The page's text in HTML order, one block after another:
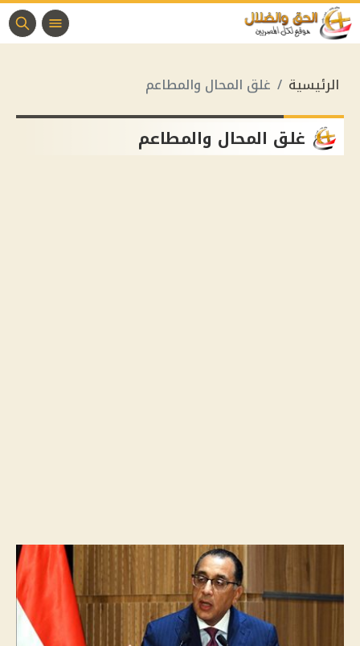
الرئيسية غلق المحال والمطاعم
غلق المحال والمطاعم